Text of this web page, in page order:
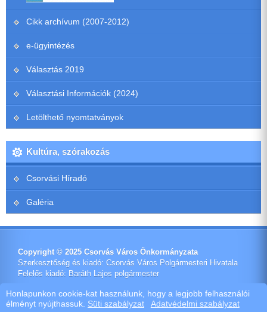
Honlapunkon cookie-kat használunk, hogy a legjobb felhasználói
élményt nyújthassuk. Süti szabályzat Adatvédelmi szabályzat
Cikk archívum (2007-2012)
e-ügyintézés
Választás 2019
Választási Információk (2024)
Letölthető nyomtatványok
Kultúra, szórakozás
Csorvási Híradó
Galéria
Copyright © 2025 Csorvás Város Önkormányzata
Szerkesztőség és kiadó: Csorvás Város Polgármesteri Hivatala
Felelős kiadó: Baráth Lajos polgármester
Impresszum
Ötletes Megoldások Kft.